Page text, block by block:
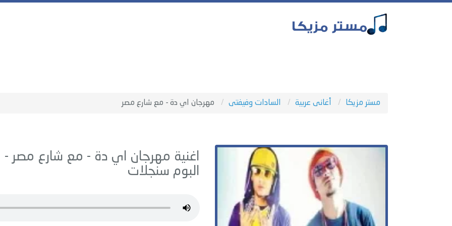
مستر مزيكا أغانى عربية السادات وفيفتى مهرجان اي دة - مع شارع مصر
اغنية مهرجان اي دة - مع شارع مصر -
البوم سنجلات